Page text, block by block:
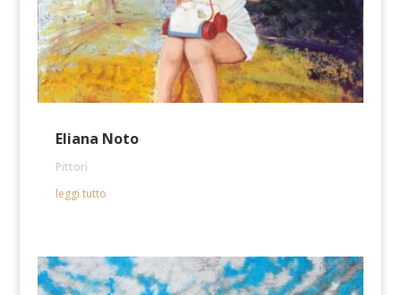
Eliana Noto
Pittori
leggi tutto